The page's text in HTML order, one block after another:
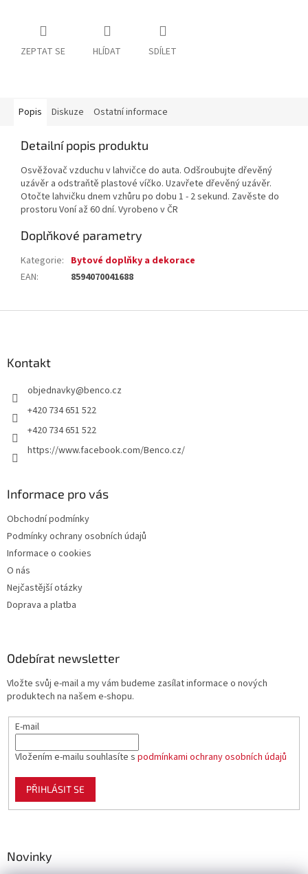
ZEPTAT SE HLÍDAT SDÍLET
Popis Diskuze Ostatní informace
Detailní popis produktu
Osvěžovač vzduchu v lahvičce do auta. Odšroubujte dřevěný
uzávěr a odstraňtě plastové víčko. Uzavřete dřevěný uzávěr.
Otočte lahvičku dnem vzhůru po dobu 1 - 2 sekund. Zavěste do
prostoru Voní až 60 dní. Vyrobeno v ČR
Doplňkové parametry
Kategorie: Bytové doplňky a dekorace
EAN: 8594070041688
Kontakt
objednavky@benco.cz
+420 734 651 522
+420 734 651 522
https://www.facebook.com/Benco.cz/
Informace pro vás
Obchodní podmínky
Podmínky ochrany osobních údajů
Informace o cookies
O nás
Nejčastější otázky
Doprava a platba
Odebírat newsletter
Vložte svůj e-mail a my vám budeme zasílat informace o nových
produktech na našem e-shopu.
E-mail
Vložením e-mailu souhlasíte s podmínkami ochrany osobních údajů
PŘIHLÁSIT SE
Novinky